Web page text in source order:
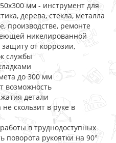
мм - инструмент для
дерева, стекла, металла
производстве, ремонте
никелированной
защиту от коррозии,
службы
до 300 мм
возможность
детали
скользит в руке в
в труднодоступных
поворота рукоятки на 90°